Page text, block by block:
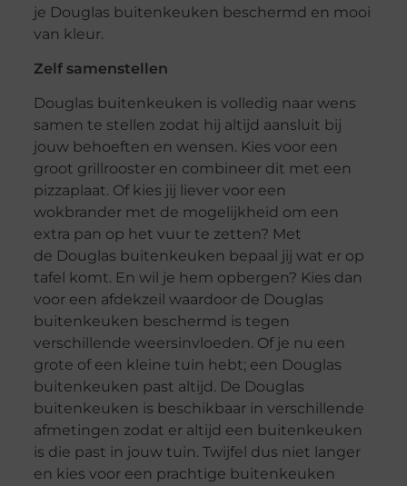
je Douglas buitenkeuken beschermd en mooi
van kleur.
Zelf samenstellen
Douglas buitenkeuken is volledig naar wens
samen te stellen zodat hij altijd aansluit bij
jouw behoeften en wensen. Kies voor een
groot grillrooster en combineer dit met een
pizzaplaat. Of kies jij liever voor een
wokbrander met de mogelijkheid om een
extra pan op het vuur te zetten? Met
de Douglas buitenkeuken bepaal jij wat er op
tafel komt. En wil je hem opbergen? Kies dan
voor een afdekzeil waardoor de Douglas
buitenkeuken beschermd is tegen
verschillende weersinvloeden. Of je nu een
grote of een kleine tuin hebt; een Douglas
buitenkeuken past altijd. De Douglas
buitenkeuken is beschikbaar in verschillende
afmetingen zodat er altijd een buitenkeuken
is die past in jouw tuin. Twijfel dus niet langer
en kies voor een prachtige buitenkeuken